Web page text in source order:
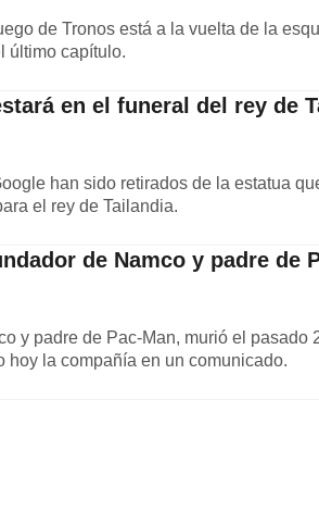
de Tronos está a la vuelta de la
último capítulo.
en el funeral del rey de
han sido retirados de la estatua
el rey de Tailandia.
de Namco y padre de
y padre de Pac-Man, murió el pasado
la compañía en un comunicado.